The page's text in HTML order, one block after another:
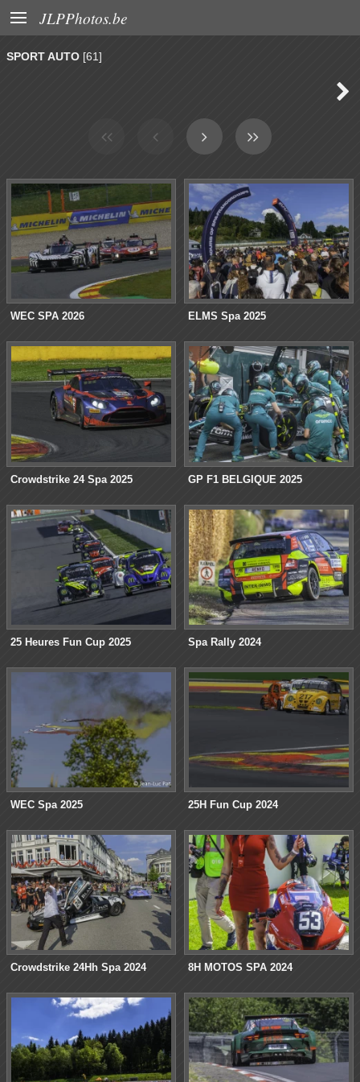
 JLPPhotos.be
SPORT AUTO [61]

WEC SPA 2026 ELMS Spa 2025
Crowdstrike 24 Spa 2025 GP F1 BELGIQUE 2025
25 Heures Fun Cup 2025 Spa Rally 2024
WEC Spa 2025 25H Fun Cup 2024
Crowdstrike 24Hh Spa 2024 8H MOTOS SPA 2024